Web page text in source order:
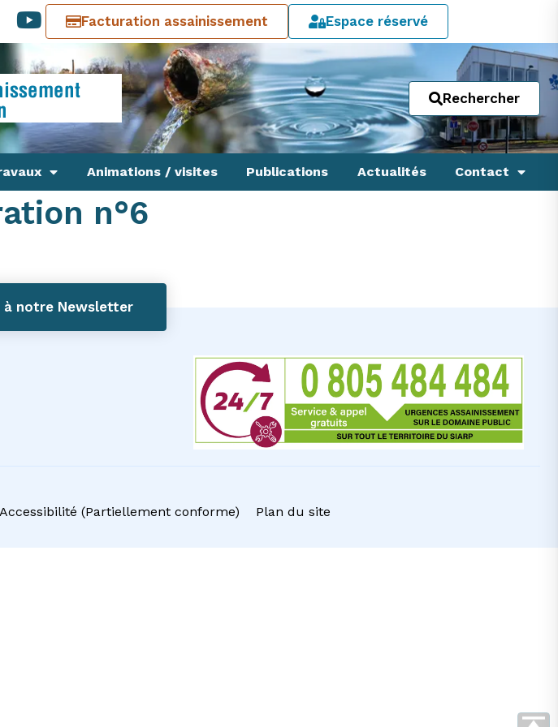
Facturation assainissement Espace réservé
Rechercher
Animations / visites Publications Actualités Contact
n°6
à notre Newsletter
Accessibilité (Partiellement conforme) Plan du site